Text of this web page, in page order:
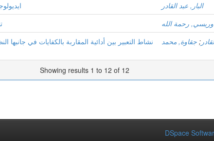
البار, عبد القادر
رحمة الله
نشاط التعبير بين أدائية المقاربة بالكفايات في
; جقاوة, محمد
Showing results 1 to 12 of 12
DSpace